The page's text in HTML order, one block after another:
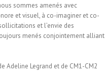
sommes amenés avec
et visuel, à co-imaginer et co-
et l’envie des
menés conjointement alliant
Adeline Legrand et de CM1-CM2